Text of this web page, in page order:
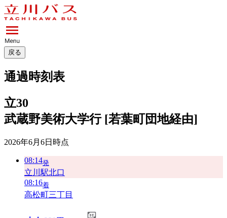
戻る
通過時刻表
立30
武蔵野美術大学行 [若葉町団地経由]
2026年6月6日 時点
08:14発
立川駅北口
08:16着
高松町三丁目